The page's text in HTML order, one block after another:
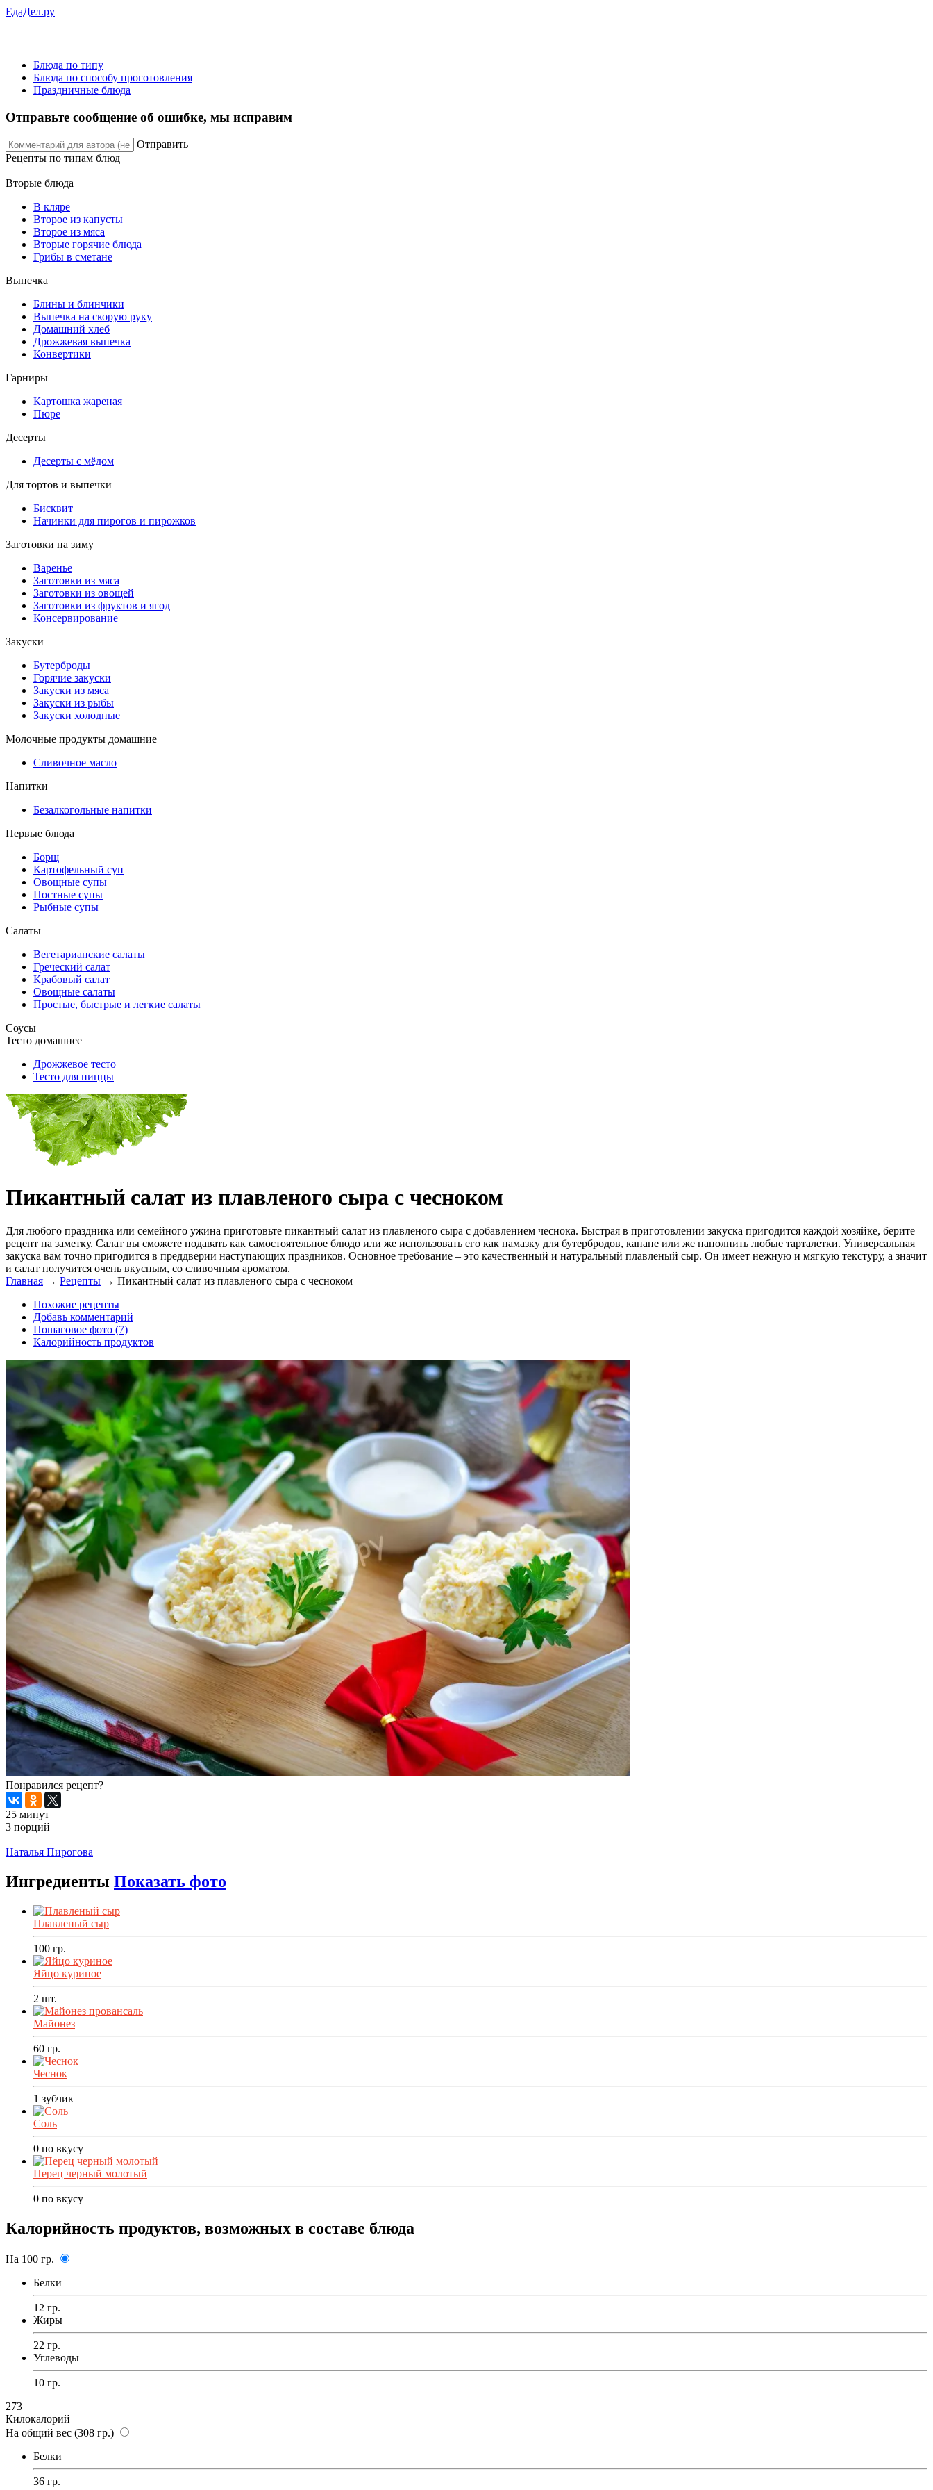
ЕдаДел.ру
Блюда по типу
Блюда по способу проготовления
Праздничные блюда
Отправьте сообщение об ошибке, мы исправим
Отправить
Рецепты по типам блюд
Вторые блюда
В кляре
Второе из капусты
Второе из мяса
Вторые горячие блюда
Грибы в сметане
Выпечка
Блины и блинчики
Выпечка на скорую руку
Домашний хлеб
Дрожжевая выпечка
Конвертики
Гарниры
Картошка жареная
Пюре
Десерты
Десерты с мёдом
Для тортов и выпечки
Бисквит
Начинки для пирогов и пирожков
Заготовки на зиму
Варенье
Заготовки из мяса
Заготовки из овощей
Заготовки из фруктов и ягод
Консервирование
Закуски
Бутерброды
Горячие закуски
Закуски из мяса
Закуски из рыбы
Закуски холодные
Молочные продукты домашние
Сливочное масло
Напитки
Безалкогольные напитки
Первые блюда
Борщ
Картофельный суп
Овощные супы
Постные супы
Рыбные супы
Салаты
Вегетарианские салаты
Греческий салат
Крабовый салат
Овощные салаты
Простые, быстрые и легкие салаты
Соусы
Тесто домашнее
Дрожжевое тесто
Тесто для пиццы
Пикантный салат из плавленого сыра с чесноком
Для любого праздника или семейного ужина приготовьте пикантный салат из плавленого сыра с добавлением чеснока. Быстрая в приготовлении закуска пригодится каждой хозяйке, берите
рецепт на заметку. Салат вы сможете подавать как самостоятельное блюдо или же использовать его как намазку для бутербродов, канапе или же наполнить любые тарталетки. Универсальная
закуска вам точно пригодится в преддверии наступающих праздников. Основное требование – это качественный и натуральный плавленый сыр. Он имеет нежную и мягкую текстуру, а значит
и салат получится очень вкусным, со сливочным ароматом.
Главная → Рецепты → Пикантный салат из плавленого сыра с чесноком
Похожие рецепты
Добавь комментарий
Пошаговое фото (7)
Калорийность продуктов
Понравился рецепт?
25 минут
3 порций
Наталья Пирогова
Ингредиенты Показать фото
Плавленый сыр
100 гр.
Яйцо куриное
2 шт.
Майонез
60 гр.
Чеснок
1 зубчик
Соль
0 по вкусу
Перец черный молотый
0 по вкусу
Калорийность продуктов, возможных в составе блюда
На 100 гр.
Белки
12 гр.
Жиры
22 гр.
Углеводы
10 гр.
273
Килокалорий
На общий вес (308 гр.)
Белки
36 гр.